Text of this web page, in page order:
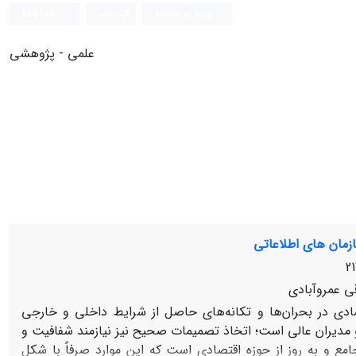
علمی - پژوهشی
های اطلاعاتی
عمروآبادی
در بحران‌ها و تکانه‌های حاصل از شرایط داخلی و خارجی
عالی است؛ اتخاذ تصمیمات صحیح نیز نیازمند شفافیت و
و به‏ روز از حوزه اقتصادی است که این موارد صرفاً با شکل‏